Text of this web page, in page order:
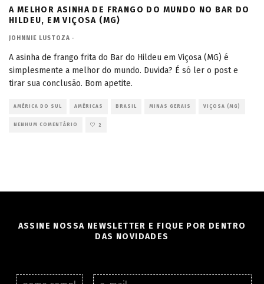
A MELHOR ASINHA DE FRANGO DO MUNDO NO BAR DO
HILDEU, EM VIÇOSA (MG)
JOHNNIE LUSTOZA ·
A asinha de frango frita do Bar do Hildeu em Viçosa (MG) é
simplesmente a melhor do mundo. Duvida? É só ler o post e
tirar sua conclusão. Bom apetite.
AMÉRICA DO SUL AMÉRICAS BRASIL MINAS GERAIS VIÇOSA (MG)
NENHUM COMENTÁRIO 2
ASSINE NOSSA NEWSLETTER E FIQUE POR DENTRO
DAS NOVIDADES
N